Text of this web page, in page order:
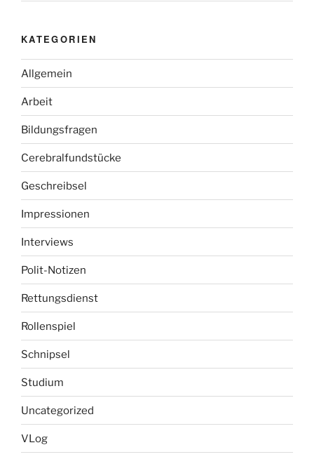
KATEGORIEN
Allgemein
Arbeit
Bildungsfragen
Cerebralfundstücke
Geschreibsel
Impressionen
Interviews
Polit-Notizen
Rettungsdienst
Rollenspiel
Schnipsel
Studium
Uncategorized
VLog